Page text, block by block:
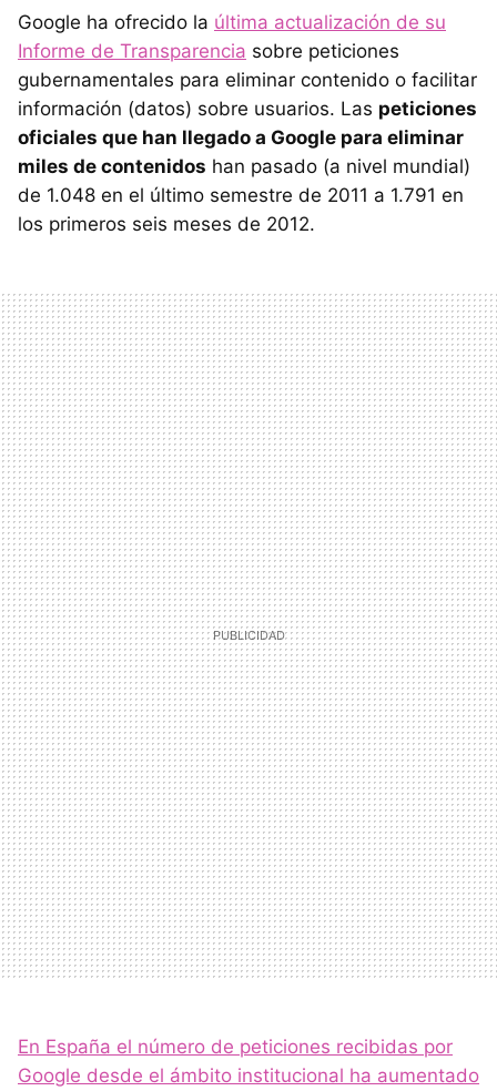
Google ha ofrecido la última actualización de su
Informe de Transparencia sobre peticiones
gubernamentales para eliminar contenido o facilitar
información (datos) sobre usuarios. Las peticiones
oficiales que han llegado a Google para eliminar
miles de contenidos han pasado (a nivel mundial)
de 1.048 en el último semestre de 2011 a 1.791 en
los primeros seis meses de 2012.
En España el número de peticiones recibidas por
Google desde el ámbito institucional ha aumentado